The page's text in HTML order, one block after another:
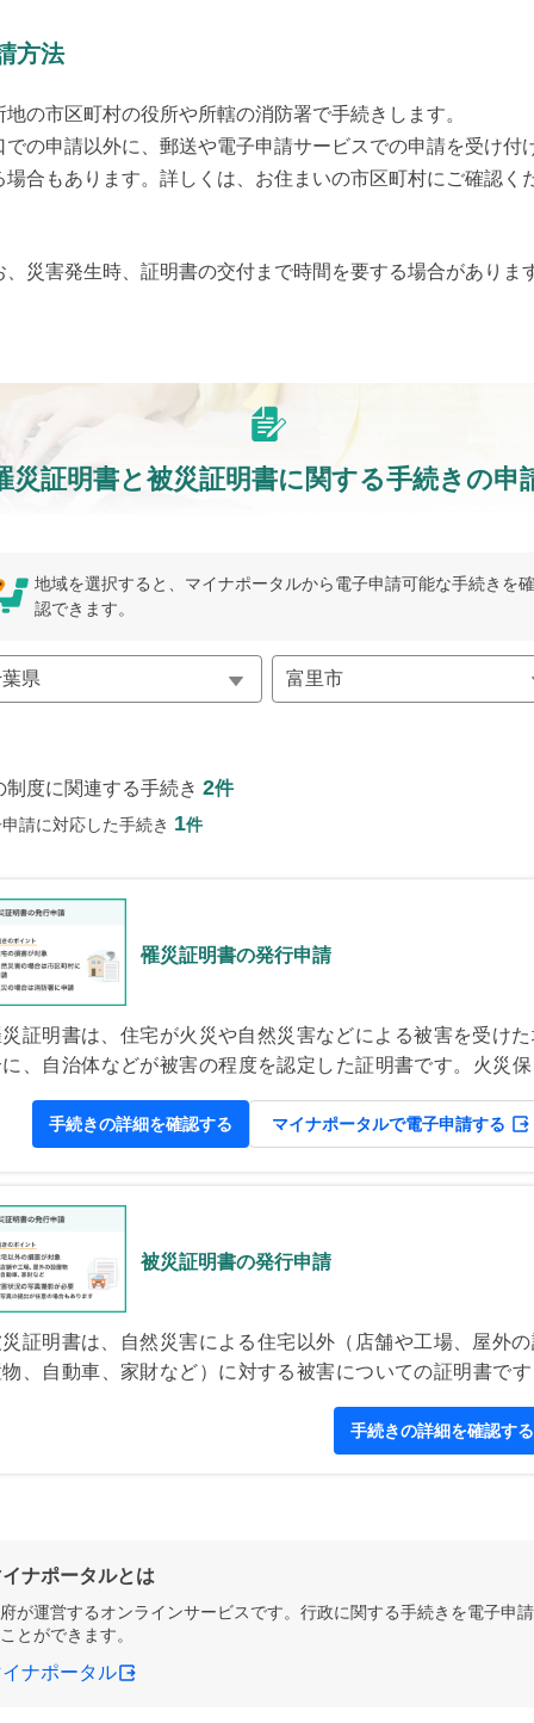
方法
地の市区町村の役所や所轄の消防署で手続きします。
での申請以外に、郵送や電子申請サービスでの申請を受け付
場合もあります。詳しくは、お住まいの市区町村にご確認く
、災害発生時、証明書の交付まで時間を要する場合がありま
災証明書と被災証明書に関する手続きの申
地域を選択すると、マイナポータルから電子申請可能な手続きを確
認できます。
制度に関連する手続き 2件
請に対応した手続き 1件
罹災証明書の発行申請
証明書は、住宅が火災や自然災害などによる被害を受け
、自治体などが被害の程度を認定した証明書です。火災保
発行申請の後に自治体などによる被害状況の調査が行われ
書が交付されます。
手続きの詳細を確認する マイナポータルで電子申請する
被災証明書の発行申請
証明書は、自然災害による住宅以外（店舗や工場、屋外の
、自動車、家財など）に対する被害についての証明書です
手続きの詳細を確認する
ナポータルとは
が運営するオンラインサービスです。行政に関する手続きを電子申
とができます。
ナポータル